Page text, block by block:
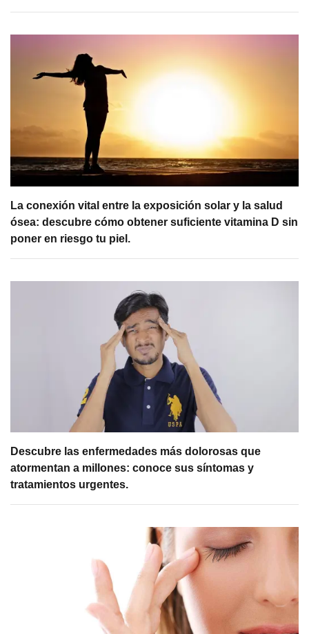
La conexión vital entre la exposición solar y la salud
ósea: descubre cómo obtener suficiente vitamina D sin
poner en riesgo tu piel.
Descubre las enfermedades más dolorosas que
atormentan a millones: conoce sus síntomas y
tratamientos urgentes.